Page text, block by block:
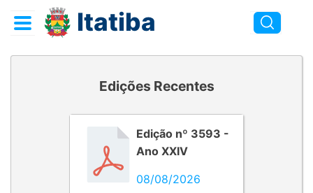
Itatiba
Edições Recentes
Edição nº 3593 -
Ano XXIV
08/08/2026